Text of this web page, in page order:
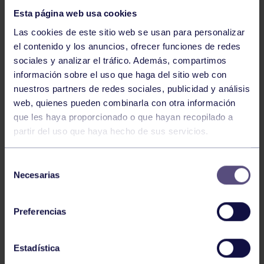
Esta página web usa cookies
Las cookies de este sitio web se usan para personalizar
el contenido y los anuncios, ofrecer funciones de redes
sociales y analizar el tráfico. Además, compartimos
información sobre el uso que haga del sitio web con
nuestros partners de redes sociales, publicidad y análisis
web, quienes pueden combinarla con otra información
que les haya proporcionado o que hayan recopilado a
partir del uso que haya hecho de sus servicios.
Necesarias
Preferencias
Estadística
Hockey 28 Jul 2026
ÓSCAR PALOMERO, RUMBO AL
MUNDIAL
Hockey